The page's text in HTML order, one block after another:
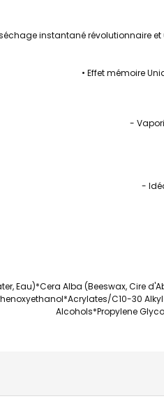
instantanérévolutionnaireet
• Effet mémoire
-
-
Eau)*Cera Alba (Beeswax, Cire
C10-30
Alcohols*Propylene